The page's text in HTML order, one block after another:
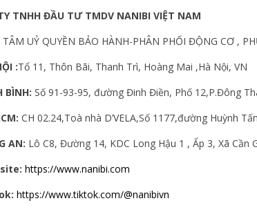
TNHH ĐẦU TƯ TMDV NANIBI VIỆT NAM
TÂM UỶ QUYỀN BẢO HÀNH-PHÂN PHỐI ĐỘNG CƠ ,
:Tổ 11, Thôn Bãi, Thanh Trì, Hoàng Mai ,Hà Nội, VN
BÌNH: Số 91-93-95, đường Đinh Điền, Phố 12,P.Đông
CH 02.24,Toà nhà D’VELA,Số 1177,đường Huỳnh
AN: Lô C8, Đường 14, KDC Long Hậu 1 , Ấp 3, Xã Cần
https://www.nanibi.com
https://www.tiktok.com/@nanibivn